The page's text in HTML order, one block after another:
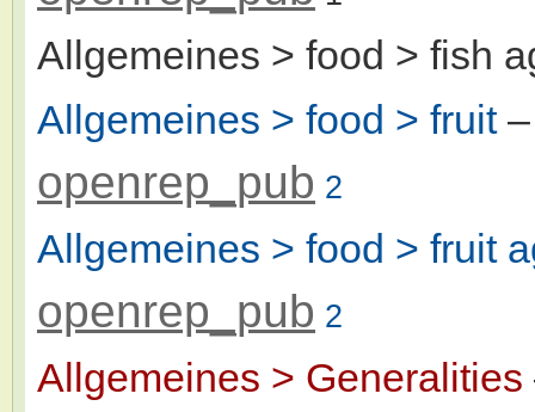
Allgemeines > food > fish
Allgemeines > food > fruit–
openrep_pub 2
Allgemeines > food > fruit
openrep_pub 2
Allgemeines > Generalities